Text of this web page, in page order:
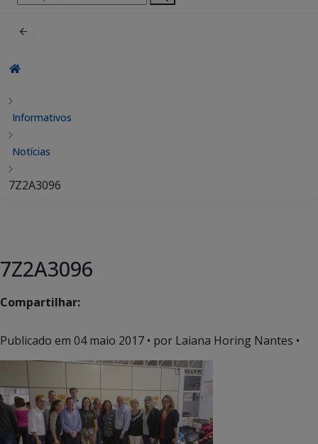
por:
Informativos
Notícias
7Z2A3096
7Z2A3096
Compartilhar:
Publicado em 04 maio 2017 • por Laiana Horing Nantes •